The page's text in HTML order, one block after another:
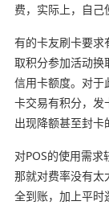
费，实际上，自己
有的卡友刷卡要求
取积分参加活动换
信用卡额度。对于
卡交易有积分，发
出现降额甚至封卡
对POS的使用需求
那就对费率没有太
全到账，加上平时